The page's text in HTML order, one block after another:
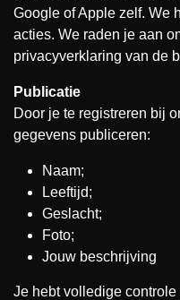
Google of Apple zelf. We
acties. We raden je aan
privacyverklaring van de
Publicatie
Door je te registreren bij
gegevens publiceren:
Naam;
Leeftijd;
Geslacht;
Foto;
Jouw beschrijving
Je hebt volledige